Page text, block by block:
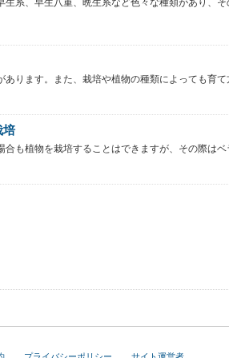
系、早生八重、晩生系など色々な種類があり、そ
ります。また、栽培や植物の種類によっても育て
培
も植物を栽培することはできますが、その際はベ